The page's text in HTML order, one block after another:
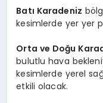
Batı Karadeniz
kesimlerde yer yer
Orta ve Doğu
bulutlu hava
kesimlerde yerel
etkili olacak.